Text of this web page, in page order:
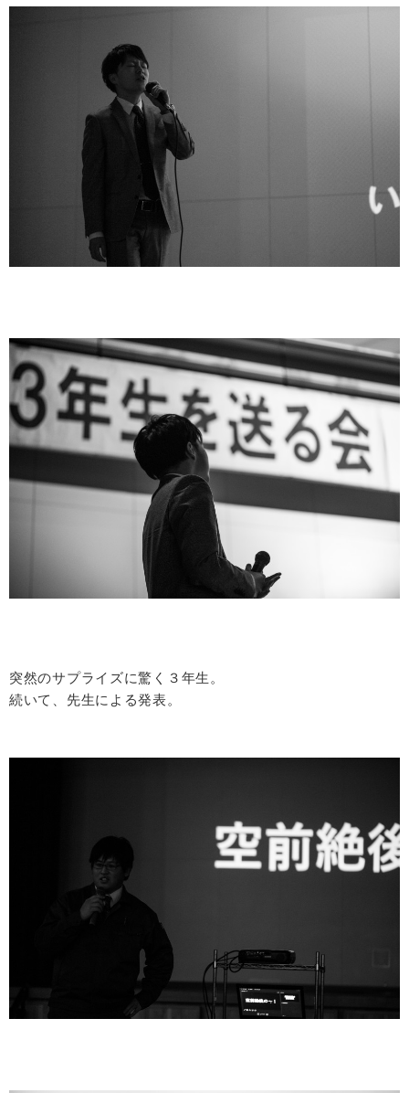
突然のサプライズに驚く３年生。
続いて、先生による発表。